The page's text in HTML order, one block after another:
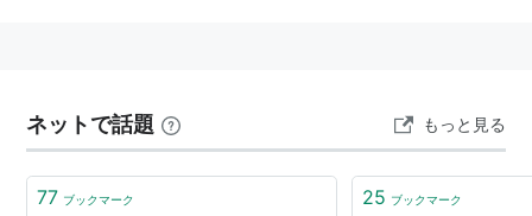
る。
ネットで話題 もっと見る
77 ブックマーク 25 ブックマーク